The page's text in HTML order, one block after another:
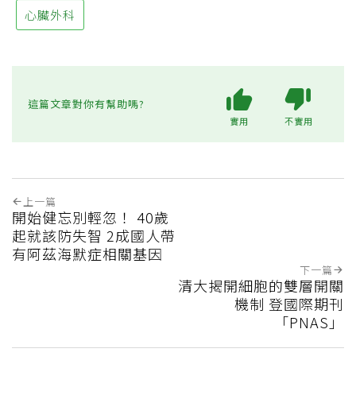
心臟外科
這篇文章對你有幫助嗎?
實用 不實用
上一篇
開始健忘別輕忽！ 40歲
起就該防失智 2成國人帶
有阿茲海默症相關基因
下一篇
清大揭開細胞的雙層開關
機制 登國際期刊
「PNAS」